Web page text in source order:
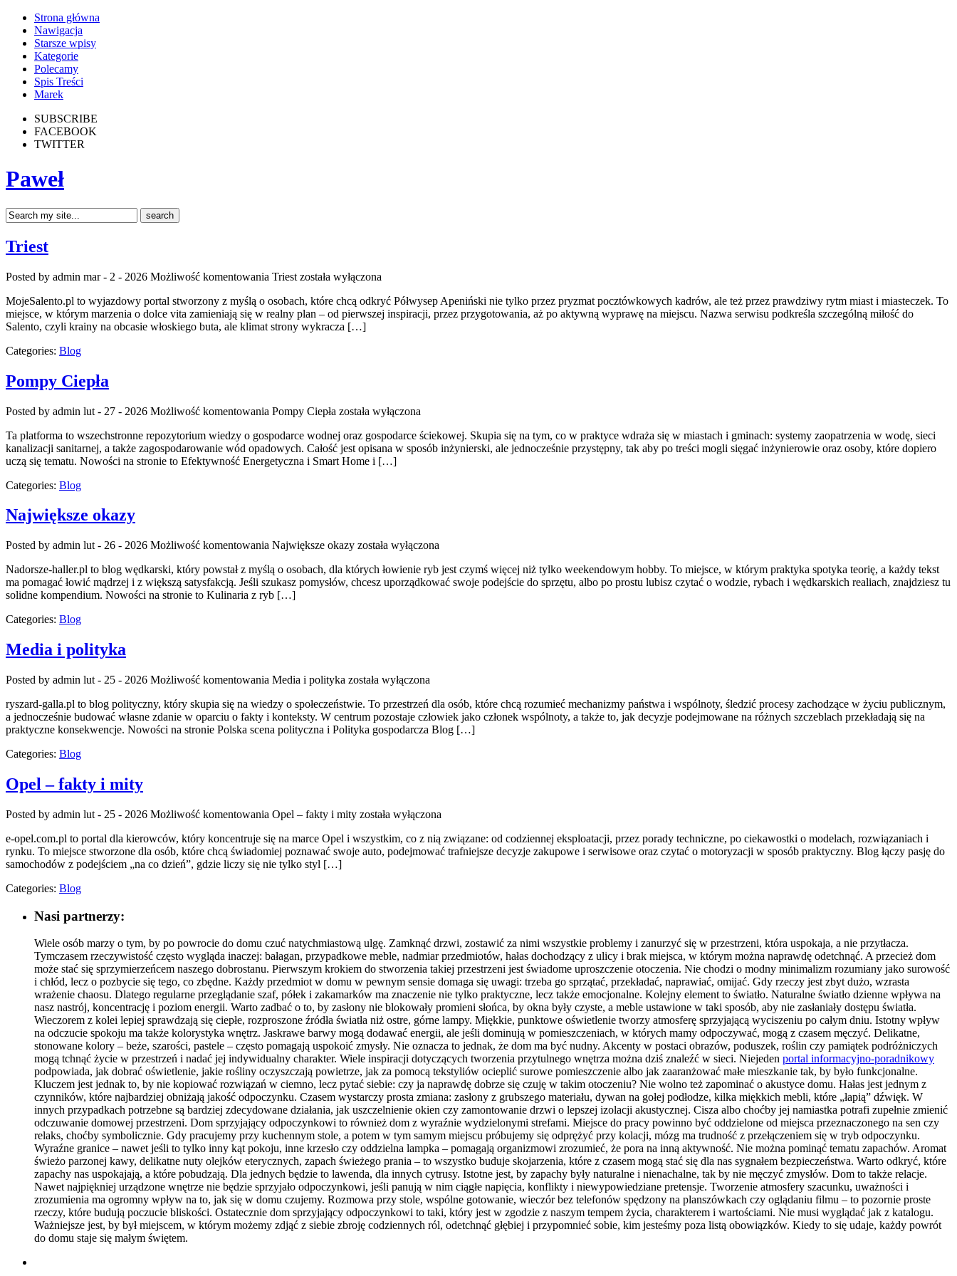
Strona główna
Nawigacja
Starsze wpisy
Kategorie
Polecamy
Spis Treści
Marek
SUBSCRIBE
FACEBOOK
TWITTER
Paweł
Triest
Posted by admin mar - 2 - 2026 Możliwość komentowania Triest została wyłączona
MojeSalento.pl to wyjazdowy portal stworzony z myślą o osobach, które chcą odkryć Półwysep Apeniński nie tylko przez pryzmat pocztówkowych kadrów, ale też przez prawdziwy rytm miast i miasteczek. To
miejsce, w którym marzenia o dolce vita zamieniają się w realny plan – od pierwszej inspiracji, przez przygotowania, aż po aktywną wyprawę na miejscu. Nazwa serwisu podkreśla szczególną miłość do
Salento, czyli krainy na obcasie włoskiego buta, ale klimat strony wykracza […]
Categories: Blog
Pompy Ciepła
Posted by admin lut - 27 - 2026 Możliwość komentowania Pompy Ciepła została wyłączona
Ta platforma to wszechstronne repozytorium wiedzy o gospodarce wodnej oraz gospodarce ściekowej. Skupia się na tym, co w praktyce wdraża się w miastach i gminach: systemy zaopatrzenia w wodę, sieci
kanalizacji sanitarnej, a także zagospodarowanie wód opadowych. Całość jest opisana w sposób inżynierski, ale jednocześnie przystępny, tak aby po treści mogli sięgać inżynierowie oraz osoby, które dopiero
uczą się tematu. Nowości na stronie to Efektywność Energetyczna i Smart Home i […]
Categories: Blog
Największe okazy
Posted by admin lut - 26 - 2026 Możliwość komentowania Największe okazy została wyłączona
Nadorsze-haller.pl to blog wędkarski, który powstał z myślą o osobach, dla których łowienie ryb jest czymś więcej niż tylko weekendowym hobby. To miejsce, w którym praktyka spotyka teorię, a każdy tekst
ma pomagać łowić mądrzej i z większą satysfakcją. Jeśli szukasz pomysłów, chcesz uporządkować swoje podejście do sprzętu, albo po prostu lubisz czytać o wodzie, rybach i wędkarskich realiach, znajdziesz tu
solidne kompendium. Nowości na stronie to Kulinaria z ryb […]
Categories: Blog
Media i polityka
Posted by admin lut - 25 - 2026 Możliwość komentowania Media i polityka została wyłączona
ryszard-galla.pl to blog polityczny, który skupia się na wiedzy o społeczeństwie. To przestrzeń dla osób, które chcą rozumieć mechanizmy państwa i wspólnoty, śledzić procesy zachodzące w życiu publicznym,
a jednocześnie budować własne zdanie w oparciu o fakty i konteksty. W centrum pozostaje człowiek jako członek wspólnoty, a także to, jak decyzje podejmowane na różnych szczeblach przekładają się na
praktyczne konsekwencje. Nowości na stronie Polska scena polityczna i Polityka gospodarcza Blog […]
Categories: Blog
Opel – fakty i mity
Posted by admin lut - 25 - 2026 Możliwość komentowania Opel – fakty i mity została wyłączona
e-opel.com.pl to portal dla kierowców, który koncentruje się na marce Opel i wszystkim, co z nią związane: od codziennej eksploatacji, przez porady techniczne, po ciekawostki o modelach, rozwiązaniach i
rynku. To miejsce stworzone dla osób, które chcą świadomiej poznawać swoje auto, podejmować trafniejsze decyzje zakupowe i serwisowe oraz czytać o motoryzacji w sposób praktyczny. Blog łączy pasję do
samochodów z podejściem „na co dzień”, gdzie liczy się nie tylko styl […]
Categories: Blog
Nasi partnerzy:
Wiele osób marzy o tym, by po powrocie do domu czuć natychmiastową ulgę. Zamknąć drzwi, zostawić za nimi wszystkie problemy i zanurzyć się w przestrzeni, która uspokaja, a nie przytłacza.
Tymczasem rzeczywistość często wygląda inaczej: bałagan, przypadkowe meble, nadmiar przedmiotów, hałas dochodzący z ulicy i brak miejsca, w którym można naprawdę odetchnąć. A przecież dom
może stać się sprzymierzeńcem naszego dobrostanu. Pierwszym krokiem do stworzenia takiej przestrzeni jest świadome uproszczenie otoczenia. Nie chodzi o modny minimalizm rozumiany jako surowość
i chłód, lecz o pozbycie się tego, co zbędne. Każdy przedmiot w domu w pewnym sensie domaga się uwagi: trzeba go sprzątać, przekładać, naprawiać, omijać. Gdy rzeczy jest zbyt dużo, wzrasta
wrażenie chaosu. Dlatego regularne przeglądanie szaf, półek i zakamarków ma znaczenie nie tylko praktyczne, lecz także emocjonalne. Kolejny element to światło. Naturalne światło dzienne wpływa na
nasz nastrój, koncentrację i poziom energii. Warto zadbać o to, by zasłony nie blokowały promieni słońca, by okna były czyste, a meble ustawione w taki sposób, aby nie zasłaniały dostępu światła.
Wieczorem z kolei lepiej sprawdzają się ciepłe, rozproszone źródła światła niż ostre, górne lampy. Miękkie, punktowe oświetlenie tworzy atmosferę sprzyjającą wyciszeniu po całym dniu. Istotny wpływ
na odczucie spokoju ma także kolorystyka wnętrz. Jaskrawe barwy mogą dodawać energii, ale jeśli dominują w pomieszczeniach, w których mamy odpoczywać, mogą z czasem męczyć. Delikatne,
stonowane kolory – beże, szarości, pastele – często pomagają uspokoić zmysły. Nie oznacza to jednak, że dom ma być nudny. Akcenty w postaci obrazów, poduszek, roślin czy pamiątek podróżniczych
mogą tchnąć życie w przestrzeń i nadać jej indywidualny charakter. Wiele inspiracji dotyczących tworzenia przytulnego wnętrza można dziś znaleźć w sieci. Niejeden portal informacyjno-poradnikowy
podpowiada, jak dobrać oświetlenie, jakie rośliny oczyszczają powietrze, jak za pomocą tekstyliów ocieplić surowe pomieszczenie albo jak zaaranżować małe mieszkanie tak, by było funkcjonalne.
Kluczem jest jednak to, by nie kopiować rozwiązań w ciemno, lecz pytać siebie: czy ja naprawdę dobrze się czuję w takim otoczeniu? Nie wolno też zapominać o akustyce domu. Hałas jest jednym z
czynników, które najbardziej obniżają jakość odpoczynku. Czasem wystarczy prosta zmiana: zasłony z grubszego materiału, dywan na gołej podłodze, kilka miękkich mebli, które „łapią” dźwięk. W
innych przypadkach potrzebne są bardziej zdecydowane działania, jak uszczelnienie okien czy zamontowanie drzwi o lepszej izolacji akustycznej. Cisza albo choćby jej namiastka potrafi zupełnie zmienić
odczuwanie domowej przestrzeni. Dom sprzyjający odpoczynkowi to również dom z wyraźnie wydzielonymi strefami. Miejsce do pracy powinno być oddzielone od miejsca przeznaczonego na sen czy
relaks, choćby symbolicznie. Gdy pracujemy przy kuchennym stole, a potem w tym samym miejscu próbujemy się odprężyć przy kolacji, mózg ma trudność z przełączeniem się w tryb odpoczynku.
Wyraźne granice – nawet jeśli to tylko inny kąt pokoju, inne krzesło czy oddzielna lampka – pomagają organizmowi zrozumieć, że pora na inną aktywność. Nie można pominąć tematu zapachów. Aromat
świeżo parzonej kawy, delikatne nuty olejków eterycznych, zapach świeżego prania – to wszystko buduje skojarzenia, które z czasem mogą stać się dla nas sygnałem bezpieczeństwa. Warto odkryć, które
zapachy nas uspokajają, a które pobudzają. Dla jednych będzie to lawenda, dla innych cytrusy. Istotne jest, by zapachy były naturalne i nienachalne, tak by nie męczyć zmysłów. Dom to także relacje.
Nawet najpiękniej urządzone wnętrze nie będzie sprzyjało odpoczynkowi, jeśli panują w nim ciągłe napięcia, konflikty i niewypowiedziane pretensje. Tworzenie atmosfery szacunku, uważności i
zrozumienia ma ogromny wpływ na to, jak się w domu czujemy. Rozmowa przy stole, wspólne gotowanie, wieczór bez telefonów spędzony na planszówkach czy oglądaniu filmu – to pozornie proste
rzeczy, które budują poczucie bliskości. Ostatecznie dom sprzyjający odpoczynkowi to taki, który jest w zgodzie z naszym tempem życia, charakterem i wartościami. Nie musi wyglądać jak z katalogu.
Ważniejsze jest, by był miejscem, w którym możemy zdjąć z siebie zbroję codziennych ról, odetchnąć głębiej i przypomnieć sobie, kim jesteśmy poza listą obowiązków. Kiedy to się udaje, każdy powrót
do domu staje się małym świętem.